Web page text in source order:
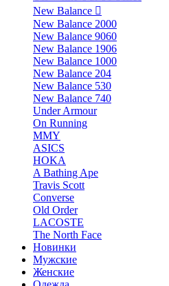
New Balance
New Balance 2000
New Balance 9060
New Balance 1906
New Balance 1000
New Balance 204
New Balance 530
New Balance 740
Under Armour
On Running
MMY
ASICS
HOKA
A Bathing Ape
Travis Scott
Converse
Old Order
LACOSTE
The North Face
Новинки
Мужские
Женские